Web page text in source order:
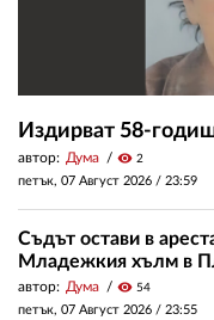
Издирват 58-
автор: Дума visibility 2
петък, 07 Август 2026 / 23:59
Съдът остави в
Младежкия хълм в
автор: Дума visibility 54
петък, 07 Август 2026 / 23:55